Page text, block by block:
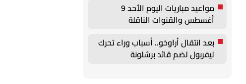
مواعيد مباريات اليوم الأحد 9
أغسطس والقنوات الناقلة
بعد انتقال أراوخو.. أسباب وراء تحرك
ليفربول لضم قائد برشلونة